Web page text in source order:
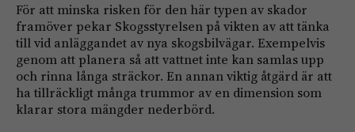
För att minska risken för den här typen av skador
framöver pekar Skogsstyrelsen på vikten av att tänka
till vid anläggandet av nya skogsbilvägar. Exempelvis
genom att planera så att vattnet inte kan samlas upp
och rinna långa sträckor. En annan viktig åtgärd är att
ha tillräckligt många trummor av en dimension som
klarar stora mängder nederbörd.